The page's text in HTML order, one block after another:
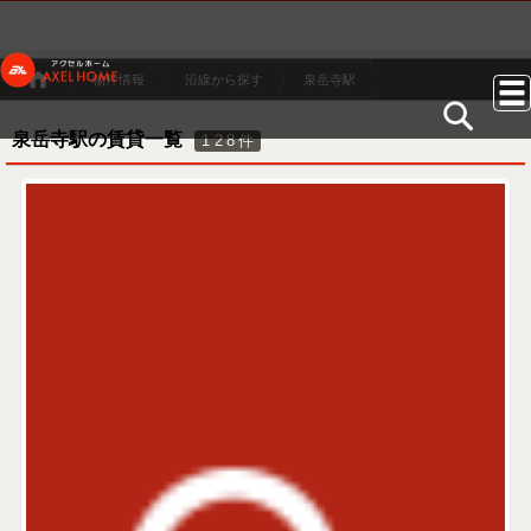
物件情報 沿線から探す 泉岳寺駅
泉岳寺駅の賃貸一覧 128件